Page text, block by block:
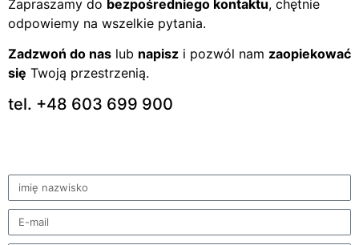
Zapraszamy do bezpośredniego kontaktu, chętnie
odpowiemy na wszelkie pytania.
Zadzwoń do nas lub napisz i pozwól nam zaopiekować
się Twoją przestrzenią.
tel. +48 603 699 900